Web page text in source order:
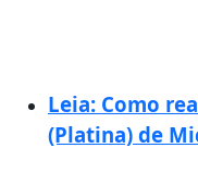
Leia: Como
(Platina) de